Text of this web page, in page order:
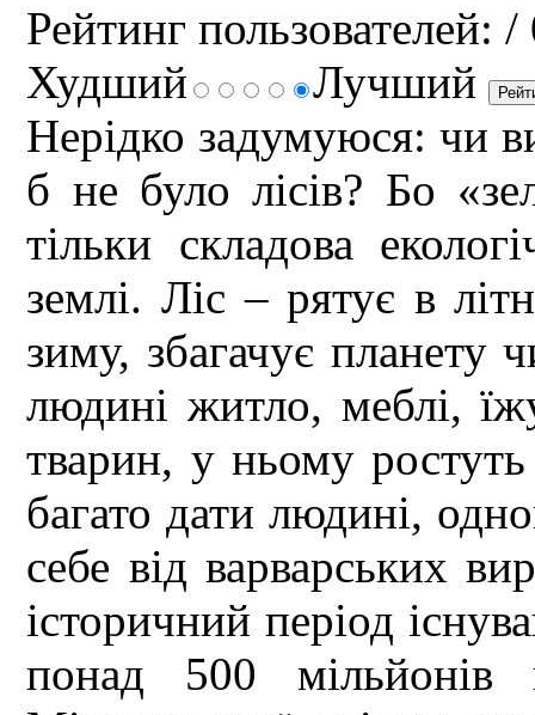
Рейтинг пользователей: /
Худший
Лучший
Нерідко задумуюся: чи
б не було лісів? Бо
тільки складова
землі. Ліс – рятує в
зиму, збагачує планету
людині житло, меблі,
тварин, у ньому
багато дати людині,
себе від варварських
історичний період
понад 500 мільйонів